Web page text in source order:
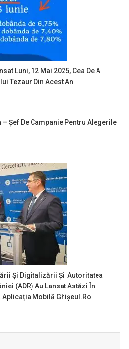
Luni, 12 Mai 2025, Cea De A
Tezaur Din Acest An
– Şef De Campanie Pentru Alegerile
Și Digitalizării Și Autoritatea
(ADR) Au Lansat Astăzi În
Aplicația Mobilă Ghișeul.ro